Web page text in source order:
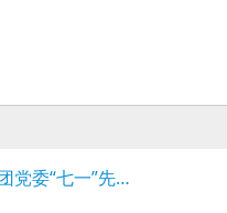
红色领航 先锋力量 | 泸州公交集团党委“七一”先进典型风采展